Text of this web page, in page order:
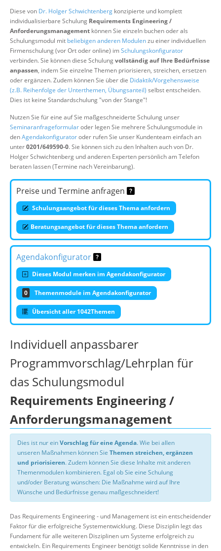
Suche
Diese von Dr. Holger Schwichtenberg konzipierte und komplett
individualisierbare Schulung Requirements Engineering /
Anforderungsmanagement können Sie einzeln buchen oder als
Schulungsmodul mit beliebigen anderen Modulenzu einer individuellen
Firmenschulung (vor Ort oder online) imSchulungskonfigurator
verbinden. Sie können diese Schulungvollständig auf Ihre Bedürfnisse
anpassen, indem Sie einzelne Themen priorisieren, streichen, ersetzen
oder ergänzen. Zudem können Sie über die Didaktik/Vorgehensweise
(z.B. Reihenfolge der Unterthemen, Übungsanteil) selbst entscheiden.
Dies ist keine Standardschulung "von der Stange"!
Nutzen Sie für eine auf Sie maßgeschneiderte Schulung unser
Seminaranfrageformularoder legen Sie mehrere Schulungsmodule in
denAgendakonfiguratoroder rufen Sie unser Kundenteam einfach an
unter0201/649590-0. Sie können sich zu den Inhalten auch von Dr.
Holger Schwichtenberg und anderen Experten persönlich am Telefon
beraten lassen (Termine nach Vereinbarung).
Preise und Termine anfragen
Schulungsangebot für dieses Thema anfordern
Beratungsangebot für dieses Thema anfordern
Agendakonfigurator
Dieses Modul merken im Agendakonfigurator
0 Themenmodule im Agendakonfigurator
Übersicht aller 1042Themen
Individuell anpassbarer
Programmvorschlag/Lehrplan für
das Schulungsmodul
Requirements Engineering /
Anforderungsmanagement
Dies ist nur einVorschlag für eine Agenda. Wie bei allen
unseren Maßnahmen können Sie Themen streichen, ergänzen
und priorisieren. Zudem können Sie diese Inhalte mit anderen
Themenmodulen kombinieren. Egal ob Sie eine Schulung
und/oder Beratung wünschen: Die Maßnahme wird auf Ihre
Wünsche und Bedürfnisse genau maßgeschneidert!
Das Requirements Engineering - und Management ist ein entscheidender
Faktor für die erfolgreiche Systementwicklung. Diese Disziplin legt das
Fundament für alle weiteren Disziplinen um Systeme erfolgreich zu
entwickeln. Ein Requirements Engineer benötigt solide Kenntnisse in den